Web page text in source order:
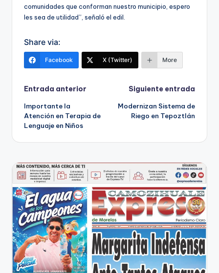
comunidades que conforman nuestro municipio, espero
les sea de utilidad”, señaló el edil.
Share via:
Facebook X (Twitter) More
Navegación
de
entradas
Entrada anterior
Importante la
Atención en Terapia de
Lenguaje en Niños
Siguiente entrada
Modernizan Sistema de
Riego en Tepoztlán